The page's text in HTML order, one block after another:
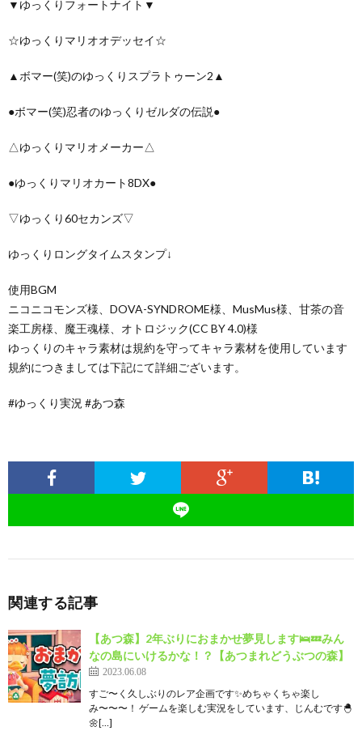
▼ゆっくりフォートナイト▼
☆ゆっくりマリオオデッセイ☆
▲ボマー(笑)のゆっくりスプラトゥーン2▲
●ボマー(笑)忍者のゆっくりゼルダの伝説●
△ゆっくりマリオメーカー△
●ゆっくりマリオカート8DX●
▽ゆっくり60セカンズ▽
ゆっくりロングタイムスタンプ↓
使用BGM
ニコニコモンズ様、DOVA-SYNDROME様、MusMus様、甘茶の音
楽工房様、魔王魂様、オトロジック(CC BY 4.0)様
ゆっくりのキャラ素材は規約を守ってキャラ素材を使用しています
規約につきましては下記にて詳細ございます。
#ゆっくり実況 #あつ森
関連する記事
【あつ森】2年ぶりにおまかせ夢見します🛌💤みん
なの島にいけるかな！？【あつまれどうぶつの森】
2023.06.08
すご〜く久しぶりのレア企画です✨めちゃくちゃ楽し
み〜〜〜！ ゲームを楽しむ実況をしています、じんむです🐣
🌼[…]